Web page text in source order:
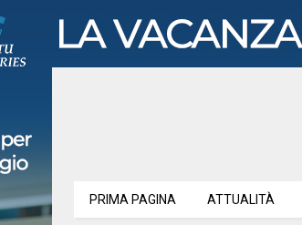
PRIMA PAGINA ATTUALITÀ